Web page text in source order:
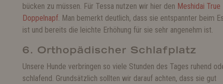
bücken zu müssen. Für Tessa nutzen wir hier den Meshidai True
Doppelnapf. Man bemerkt deutlich, dass sie entspannter beim
ist und bereits die leichte Erhöhung für sie sehr angenehm ist.
6. Orthopädischer Schlafplatz
Unsere Hunde verbringen so viele Stunden des Tages ruhend
schlafend. Grundsätzlich sollten wir darauf achten, dass sie gut